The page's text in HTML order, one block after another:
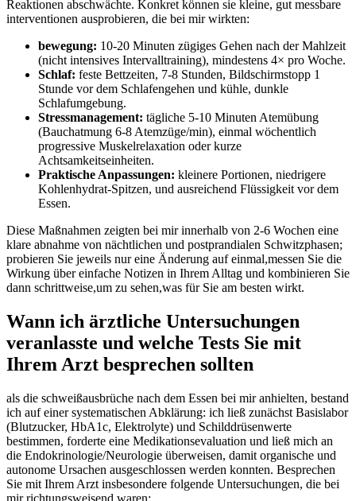
Reaktionen abschwächte. Konkret können sie kleine,​ gut ‍messbare
interventionen ausprobieren, ⁢die bei​ mir wirkten:
bewegung: 10-20 Minuten zügiges ​Gehen nach ​der Mahlzeit
(nicht intensives ​Intervalltraining), mindestens ⁢4× pro Woche.
Schlaf: feste Bettzeiten,⁢ 7-8 Stunden, Bildschirmstopp 1
‌Stunde ‍vor dem Schlafengehen und kühle, dunkle
Schlafumgebung.
Stressmanagement: tägliche 5-10 Minuten Atemübung
(Bauchatmung 6-8 ​Atemzüge/min),‍ einmal⁤ wöchentlich
progressive Muskelrelaxation oder kurze
Achtsamkeitseinheiten.
Praktische ⁢Anpassungen: kleinere​ Portionen, ‌niedrigere
Kohlenhydrat-Spitzen,⁤ und ausreichend ‍Flüssigkeit vor ‍dem⁣
Essen.
Diese Maßnahmen ⁣zeigten bei mir⁤ innerhalb von 2-6 Wochen eine
klare abnahme von nächtlichen und postprandialen Schwitzphasen;
probieren Sie jeweils nur eine Änderung auf einmal,messen Sie ‌die
Wirkung über ⁢einfache Notizen ​in ⁤Ihrem Alltag und kombinieren ​Sie
dann schrittweise,um zu‍ sehen,was für⁤ Sie am besten wirkt.
Wann ich ärztliche Untersuchungen
veranlasste und welche Tests Sie mit⁢
Ihrem Arzt besprechen sollten
als die schweißausbrüche nach​ dem Essen⁣ bei mir anhielten, bestand
ich auf⁢ einer systematischen ‍Abklärung: ich⁣ ließ zunächst Basislabor
(Blutzucker, HbA1c, Elektrolyte)‍ und Schilddrüsenwerte
bestimmen, forderte eine Medikationsevaluation und ließ mich an
die Endokrinologie/Neurologie überweisen, damit organische und
autonome Ursachen ausgeschlossen ‍werden konnten. ​Besprechen‌
Sie mit Ihrem ⁣Arzt insbesondere folgende Untersuchungen, die bei
mir richtungsweisend waren: